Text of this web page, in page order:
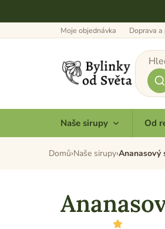
Moje objednávka Doprava
Naše sirupy Od
Domů Naše sirupy Ananasový